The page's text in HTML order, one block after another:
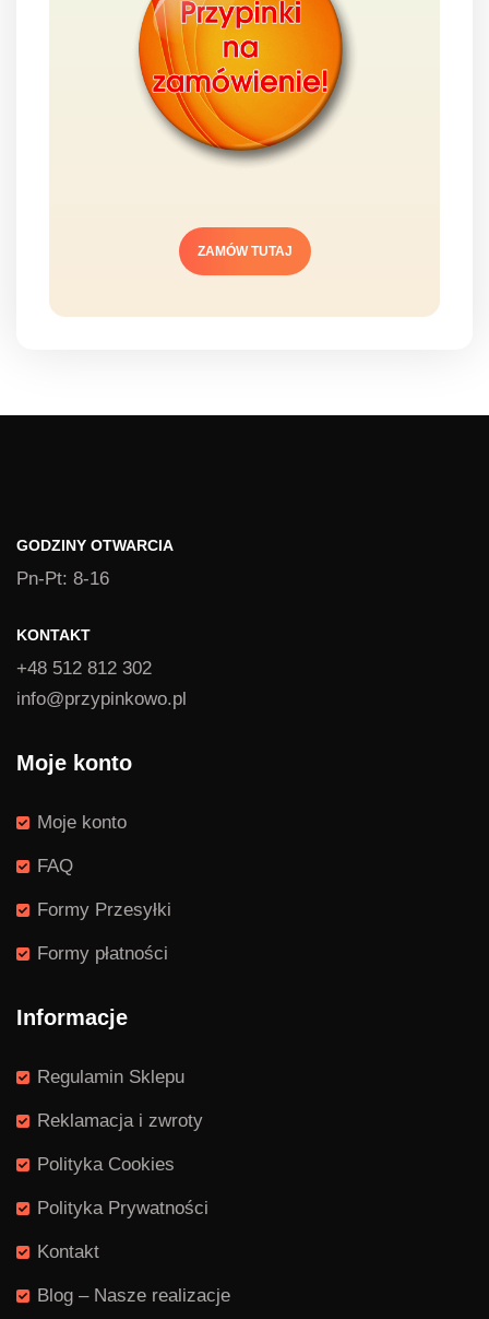
ZAMÓW TUTAJ
GODZINY OTWARCIA
Pn-Pt: 8-16
KONTAKT
+48 512 812 302
info@przypinkowo.pl
Moje konto
Moje konto
FAQ
Formy Przesyłki
Formy płatności
Informacje
Regulamin Sklepu
Reklamacja i zwroty
Polityka Cookies
Polityka Prywatności
Kontakt
Blog – Nasze realizacje